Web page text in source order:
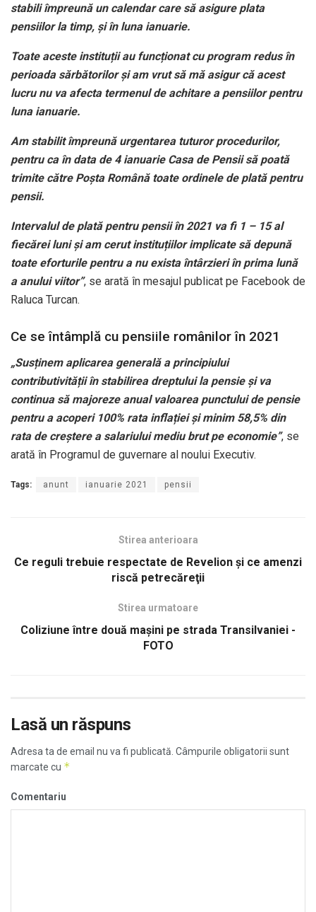
stabili împreună un calendar care să asigure plata
pensiilor la timp, și în luna ianuarie.
Toate aceste instituții au funcționat cu program redus în
perioada sărbătorilor și am vrut să mă asigur că acest
lucru nu va afecta termenul de achitare a pensiilor pentru
luna ianuarie.
Am stabilit împreună urgentarea tuturor procedurilor,
pentru ca în data de 4 ianuarie Casa de Pensii să poată
trimite către Poșta Română toate ordinele de plată pentru
pensii.
Intervalul de plată pentru pensii în 2021 va fi 1 – 15 al
fiecărei luni și am cerut instituțiilor implicate să depună
toate eforturile pentru a nu exista întârzieri în prima lună
a anului viitor”, se arată în mesajul publicat pe Facebook de
Raluca Turcan.
Ce se întâmplă cu pensiile românilor în 2021
„Susținem aplicarea generală a principiului
contributivității în stabilirea dreptului la pensie și va
continua să majoreze anual valoarea punctului de pensie
pentru a acoperi 100% rata inflației și minim 58,5% din
rata de creștere a salariului mediu brut pe economie”, se
arată în Programul de guvernare al noului Executiv.
Tags: anunt ianuarie 2021 pensii
Stirea anterioara
Ce reguli trebuie respectate de Revelion şi ce amenzi
riscă petrecăreţii
Stirea urmatoare
Coliziune între două maşini pe strada Transilvaniei -
FOTO
Lasă un răspuns
Adresa ta de email nu va fi publicată. Câmpurile obligatorii sunt
marcate cu *
Comentariu